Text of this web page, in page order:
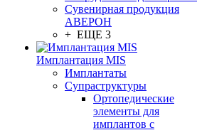
Сувенирная продукция
АВЕРОН
+ ЕЩЕ 3
Имплантация MIS
Имплантаты
Супраструктуры
Ортопедические
элементы для
имплантов с